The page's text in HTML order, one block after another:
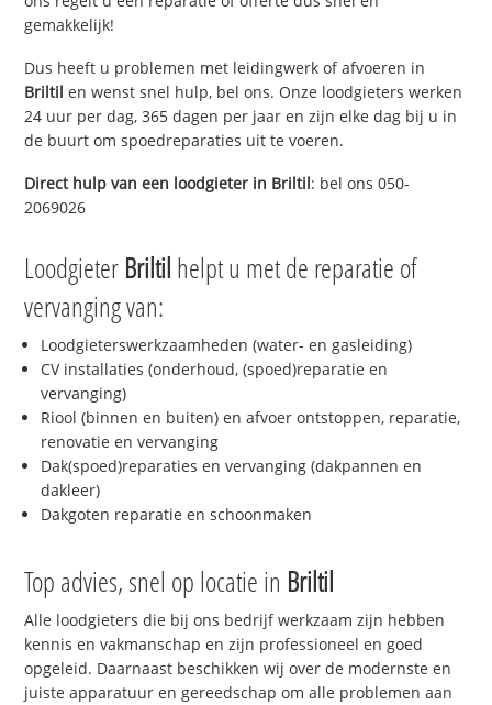
gemakkelijk!
Dus heeft u problemen met leidingwerk of afvoeren in
Briltil en wenst snel hulp, bel ons. Onze loodgieters werken
24 uur per dag, 365 dagen per jaar en zijn elke dag bij u in
de buurt om spoedreparaties uit te voeren.
Direct hulp van een loodgieter in Briltil: bel ons 050-
2069026
Loodgieter Briltil helpt u met de reparatie of
vervanging van:
Loodgieterswerkzaamheden (water- en gasleiding)
CV installaties (onderhoud, (spoed)reparatie en
vervanging)
Riool (binnen en buiten) en afvoer ontstoppen, reparatie,
renovatie en vervanging
Dak(spoed)reparaties en vervanging (dakpannen en
dakleer)
Dakgoten reparatie en schoonmaken
Top advies, snel op locatie in Briltil
Alle loodgieters die bij ons bedrijf werkzaam zijn hebben
kennis en vakmanschap en zijn professioneel en goed
opgeleid. Daarnaast beschikken wij over de modernste en
juiste apparatuur en gereedschap om alle problemen aan